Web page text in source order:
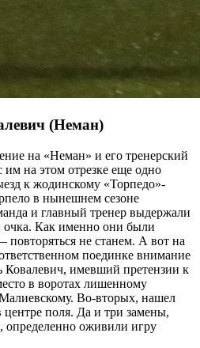
(Неман)
на «Неман» и его тренерский
на этом отрезке еще одно
к жодинскому «Торпедо»-
в нынешнем сезоне
и главный тренер выдержали
очка. Как именно они были
не станем. А вот на
поединке внимание
имевший претензии к
в воротах лишенному
Во-вторых, нашел
поля. Да и три замены,
определенно оживили игру